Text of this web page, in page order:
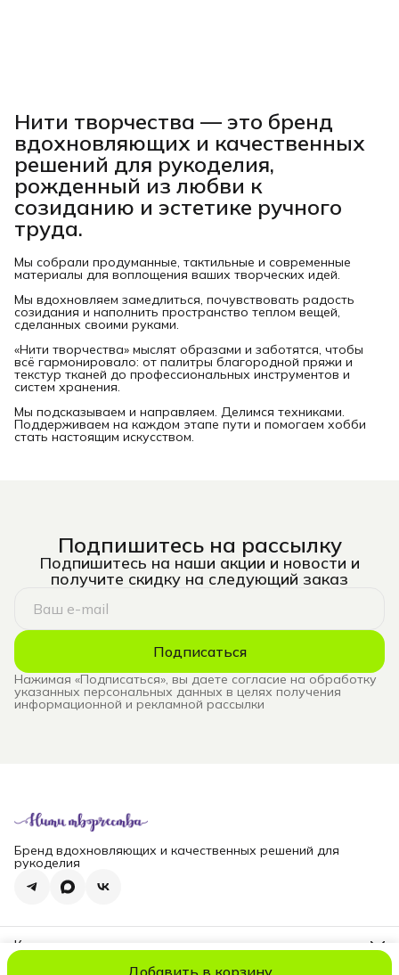
Добавить в корзину
Нити творчества — это бренд
вдохновляющих и качественных
решений для рукоделия,
рожденный из любви к
созиданию и эстетике ручного
труда.
Мы собрали продуманные, тактильные и современные
материалы для воплощения ваших творческих идей.
Мы вдохновляем замедлиться, почувствовать радость
созидания и наполнить пространство теплом вещей,
сделанных своими руками.
«Нити творчества» мыслят образами и заботятся, чтобы
всё гармонировало: от палитры благородной пряжи и
текстур тканей до профессиональных инструментов и
систем хранения.
Мы подсказываем и направляем. Делимся техниками.
Поддерживаем на каждом этапе пути и помогаем хобби
стать настоящим искусством.
Подпишитесь на рассылку
Подпишитесь на наши акции и новости и
получите скидку на следующий заказ
Подписаться
Нажимая «Подписаться», вы даете согласие на обработку
указанных персональных данных в целях получения
информационной и рекламной рассылки
Бренд вдохновляющих и качественных решений для
рукоделия
Контакты